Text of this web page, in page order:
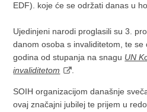
EDF). koje će se održati danas u
Ujedinjeni narodi proglasili su 3.
danom osoba s invaliditetom, te
godina od stupanja na snagu UN
invaliditetom
SOIH organizacijom današnje
ovaj značajni jubilej te prijem u